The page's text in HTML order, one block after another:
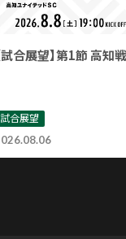
試合展望】第1節 高知戦
試合展望